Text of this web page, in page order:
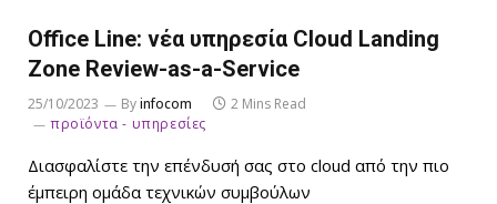
Office Line: νέα υπηρεσία Cloud Landing
Zone Review-as-a-Service
25/10/2023 Byinfocom
2 Mins Read
προϊόντα - υπηρεσίες
Διασφαλίστε την επένδυσή σας στο cloud από την πιο
έμπειρη ομάδα τεχνικών συμβούλων